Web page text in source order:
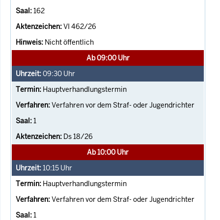
162
VI 462/26
Nicht öffentlich
Ab 09:00 Uhr
09:30 Uhr
Hauptverhandlungstermin
Verfahren vor dem Straf- oder Jugendrichter
1
Ds 18/26
Ab 10:00 Uhr
10:15 Uhr
Hauptverhandlungstermin
Verfahren vor dem Straf- oder Jugendrichter
1